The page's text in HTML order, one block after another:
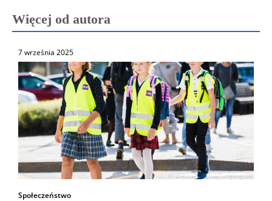
Więcej od autora
7 września 2025
Społeczeństwo